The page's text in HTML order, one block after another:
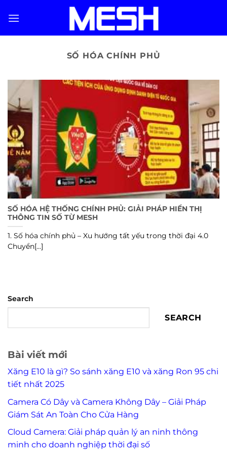
SỐ HÓA CHÍNH PHỦ
SỐ HÓA HỆ THỐNG CHÍNH PHỦ: GIẢI PHÁP HIỂN THỊ
THÔNG TIN SỐ TỪ MESH
1. Số hóa chính phủ – Xu hướng tất yếu trong thời đại 4.0
Chuyển[...]
Search
SEARCH
Bài viết mới
Xăng E10 là gì? So sánh xăng E10 và xăng Ron 95 chi
tiết nhất 2025
Camera Có Dây và Camera Không Dây – Giải Pháp
Giám Sát An Toàn Cho Cửa Hàng
Cloud Camera: Giải pháp quản lý an ninh thông
minh cho doanh nghiệp thời đại số